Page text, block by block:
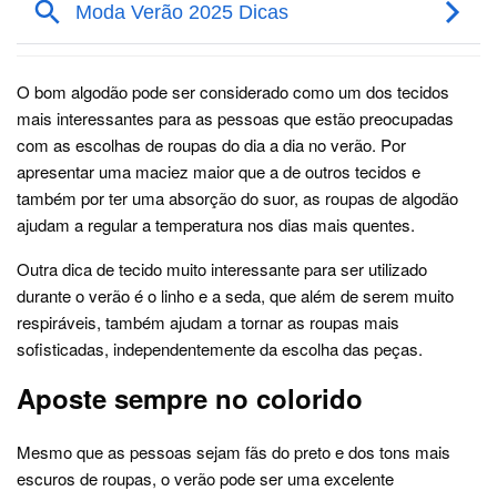
O bom algodão pode ser considerado como um dos tecidos
mais interessantes para as pessoas que estão preocupadas
com as escolhas de roupas do dia a dia no verão. Por
apresentar uma maciez maior que a de outros tecidos e
também por ter uma absorção do suor, as roupas de algodão
ajudam a regular a temperatura nos dias mais quentes.
Outra dica de tecido muito interessante para ser utilizado
durante o verão é o linho e a seda, que além de serem muito
respiráveis, também ajudam a tornar as roupas mais
sofisticadas, independentemente da escolha das peças.
Aposte sempre no colorido
Mesmo que as pessoas sejam fãs do preto e dos tons mais
escuros de roupas, o verão pode ser uma excelente